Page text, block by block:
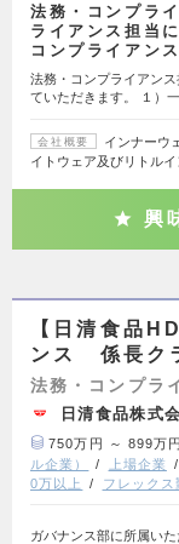
法務・コンプラ
ライアンス担当
コンプライアン
法務・コンプライアン
ていただきます。 １）
会社概要
インナーウ
イトウェア及びリトル
興
【日清食品
ンス 係長ク
法務・コンプラ
日清食品株式
750万円 ～ 899万円
ル企業）
上場企業
0万以上
フレックス
ガバナンス部に所属い